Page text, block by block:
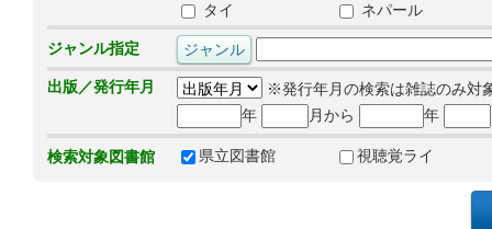
タイ
ネパール
ジャンル指定
出版／発行年月
※発行年月の検索は雑誌のみ対
年
月から 年
検索対象図書館 県立図書館 視聴覚ライ